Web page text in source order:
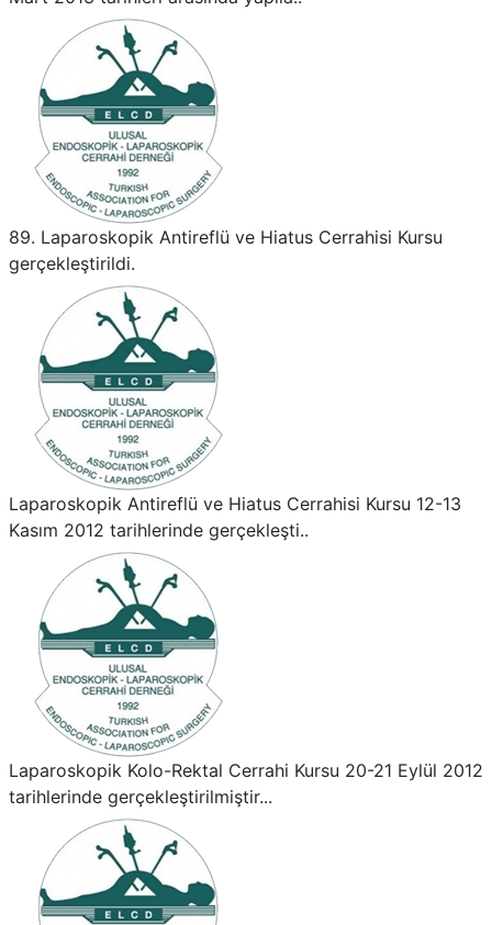
89. Laparoskopik Antireflü ve Hiatus Cerrahisi Kursu
gerçekleştirildi.
Laparoskopik Antireflü ve Hiatus Cerrahisi Kursu 12-13
Kasım 2012 tarihlerinde gerçekleşti..
Laparoskopik Kolo-Rektal Cerrahi Kursu 20-21 Eylül 2012
tarihlerinde gerçekleştirilmiştir...